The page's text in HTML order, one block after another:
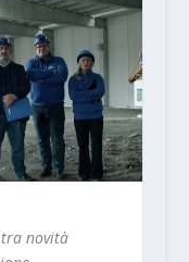
novità